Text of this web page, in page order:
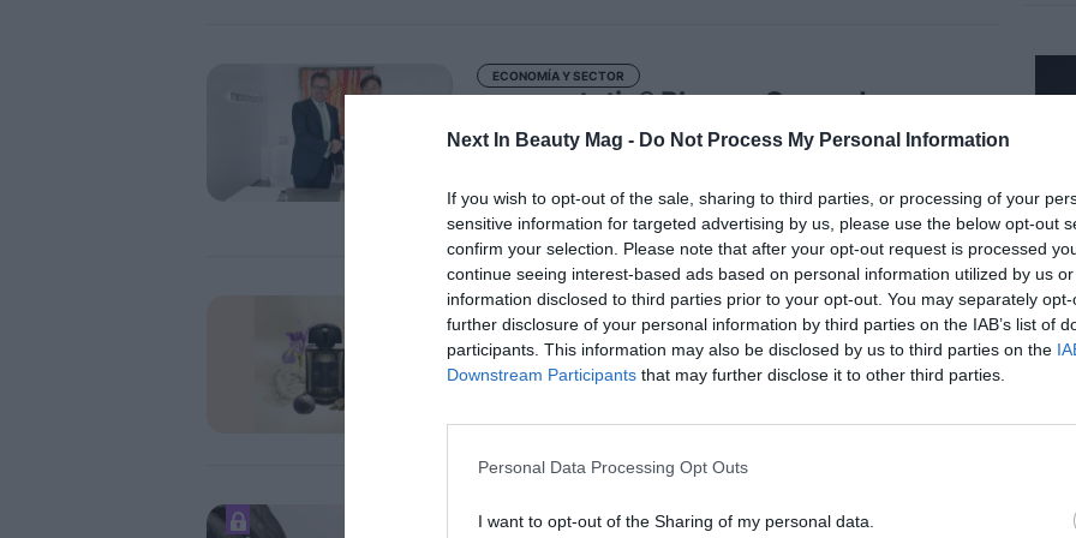
Next In Beauty Mag - Do Not Process My Personal Information
If you wish to opt-out of the sale, sharing to third parties, or processing of your
sensitive information for targeted advertising by us, please use the below opt-out
confirm your selection. Please note that after your opt-out request is processed
continue seeing interest-based ads based on personal information utilized by us
information disclosed to third parties prior to your opt-out. You may separately
further disclosure of your personal information by third parties on the IAB’s list of
participants. This information may also be disclosed by us to third parties on the
Downstream Participants that may further disclose it to other third parties.
Personal Data Processing Opt Outs
I want to opt-out of the Sharing of my personal data.
mesoestetic® Pharma Group da un paso
decisivo en su evolución farmacéutica y
será el primer laboratorio español con
permisos para comercializar una toxina
botulínica en Europa
ECONOMÍA Y SECTOR
LVMH entra en el capital de BDK Parfums
y refuerza su apuesta por la perfumería
ECONOMÍA Y SECTOR
ECONOMÍA Y SECTOR